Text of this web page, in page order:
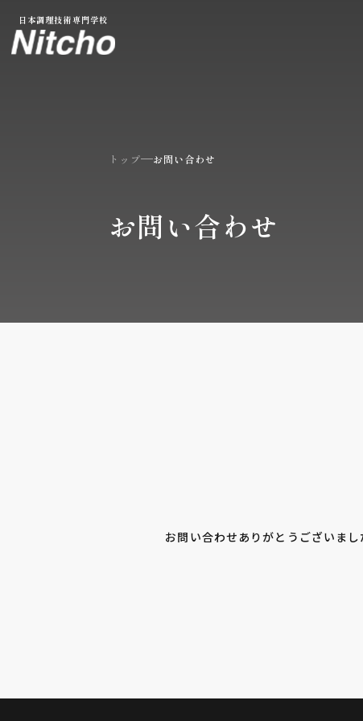
日本調理技術専門学校
トップ お問い合わせ
お問い合わせ
お問い合わせありがとうございまし